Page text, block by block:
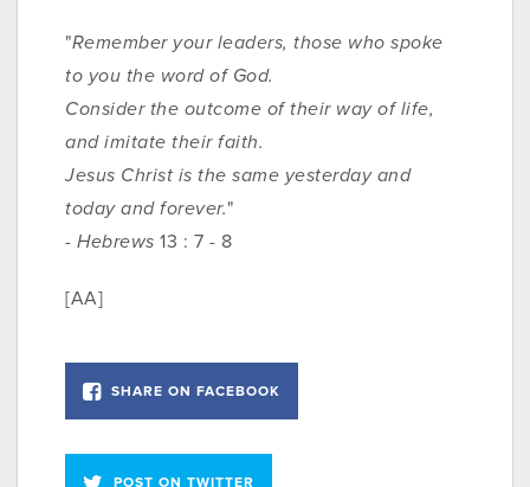
"Remember your leaders, those who spoke
to you the word of God.
Consider the outcome of their way of life,
and imitate their faith.
Jesus Christ is the same yesterday and
today and forever."
- Hebrews 13 : 7 - 8
[AA]
SHARE ON FACEBOOK
POST ON TWITTER